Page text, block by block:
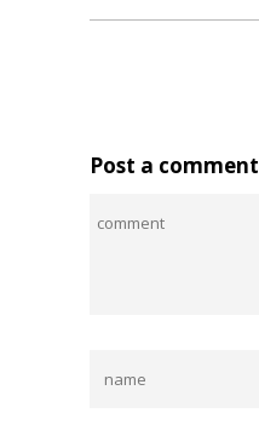
Post a comment